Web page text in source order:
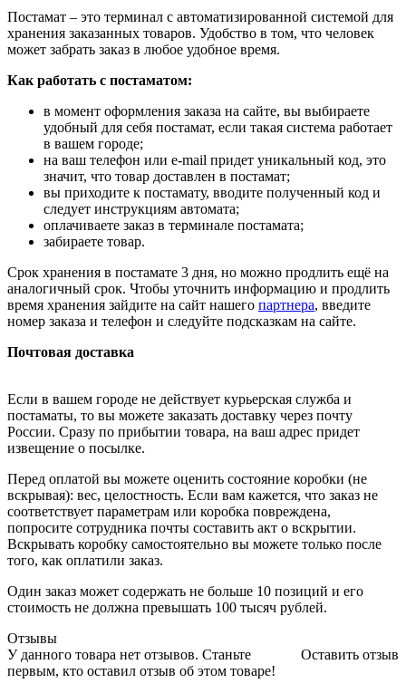
Постамат – это терминал с автоматизированной системой для
хранения заказанных товаров. Удобство в том, что человек
может забрать заказ в любое удобное время.
Как работать с постаматом:
в момент оформления заказа на сайте, вы выбираете
удобный для себя постамат, если такая система работает
в вашем городе;
на ваш телефон или e-mail придет уникальный код, это
значит, что товар доставлен в постамат;
вы приходите к постамату, вводите полученный код и
следует инструкциям автомата;
оплачиваете заказ в терминале постамата;
забираете товар.
Срок хранения в постамате 3 дня, но можно продлить ещё на
аналогичный срок. Чтобы уточнить информацию и продлить
время хранения зайдите на сайт нашего партнера, введите
номер заказа и телефон и следуйте подсказкам на сайте.
Почтовая доставка
Если в вашем городе не действует курьерская служба и
постаматы, то вы можете заказать доставку через почту
России. Сразу по прибытии товара, на ваш адрес придет
извещение о посылке.
Перед оплатой вы можете оценить состояние коробки (не
вскрывая): вес, целостность. Если вам кажется, что заказ не
соответствует параметрам или коробка повреждена,
попросите сотрудника почты составить акт о вскрытии.
Вскрывать коробку самостоятельно вы можете только после
того, как оплатили заказ.
Один заказ может содержать не больше 10 позиций и его
стоимость не должна превышать 100 тысяч рублей.
Отзывы
Оставить отзыв
У данного товара нет отзывов. Станьте
первым, кто оставил отзыв об этом товаре!